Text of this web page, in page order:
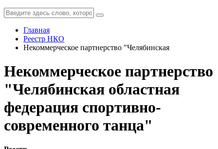
Главная
Реестр НКО
Некоммерческое партнерство "Челябинская
Некоммерческое партнерство
"Челябинская областная
федерация спортивно-
современного танца"